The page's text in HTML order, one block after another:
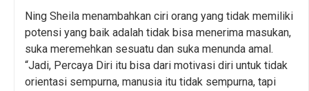
Ning Sheila menambahkan ciri orang yang tidak memiliki
potensi yang baik adalah tidak bisa menerima masukan,
suka meremehkan sesuatu dan suka menunda amal.
“Jadi, Percaya Diri itu bisa dari motivasi diri untuk tidak
orientasi sempurna, manusia itu tidak sempurna, tapi